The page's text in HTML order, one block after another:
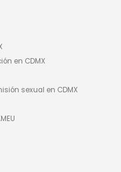
en CDMX
sexual en CDMX